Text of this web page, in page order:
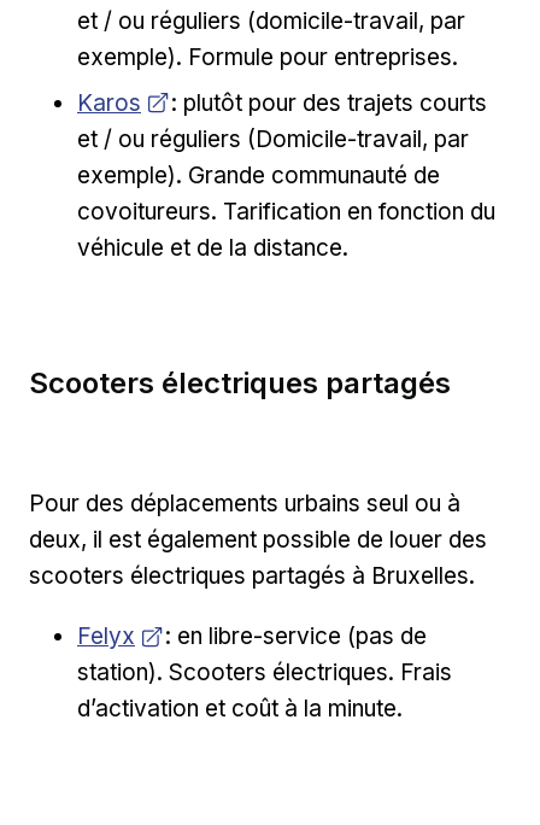
et / ou réguliers (domicile-travail, par
exemple). Formule pour entreprises.
Opens in new window
Karos
: plutôt pour des trajets courts
et / ou réguliers (Domicile-travail, par
exemple). Grande communauté de
covoitureurs. Tarification en fonction du
véhicule et de la distance.
Scooters électriques partagés
Pour des déplacements urbains seul ou à
deux, il est également possible de louer des
scooters électriques partagés à Bruxelles.
Opens in new window
Felyx
: en libre-service (pas de
station). Scooters électriques. Frais
d’activation et coût à la minute.